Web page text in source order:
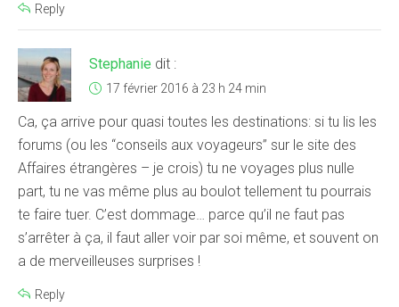
Reply
Stephanie dit :
17 février 2016 à 23 h 24 min
Ca, ça arrive pour quasi toutes les destinations: si tu lis les
forums (ou les “conseils aux voyageurs” sur le site des
Affaires étrangères – je crois) tu ne voyages plus nulle
part, tu ne vas même plus au boulot tellement tu pourrais
te faire tuer. C’est dommage… parce qu’il ne faut pas
s’arrêter à ça, il faut aller voir par soi même, et souvent on
a de merveilleuses surprises !
Reply